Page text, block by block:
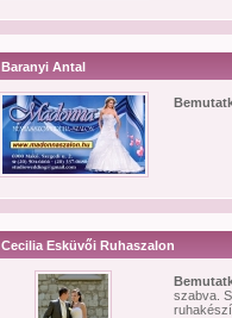
Baranyi Antal
Cecilia Esküvői Ruhaszalon
szabva.